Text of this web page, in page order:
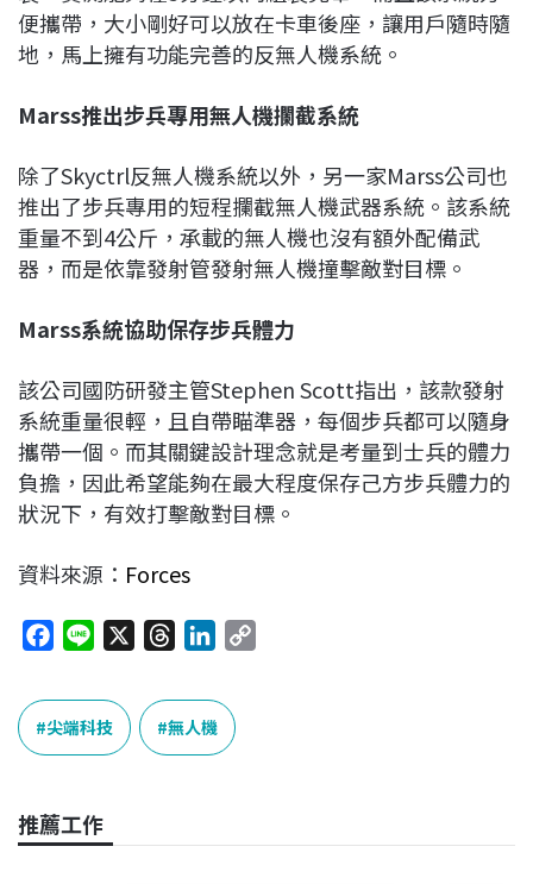
便攜帶，大小剛好可以放在卡車後座，讓用戶隨時隨
地，馬上擁有功能完善的反無人機系統。
Marss推出步兵專用無人機攔截系統
除了Skyctrl反無人機系統以外，另一家Marss公司也
推出了步兵專用的短程攔截無人機武器系統。該系統
重量不到4公斤，承載的無人機也沒有額外配備武
器，而是依靠發射管發射無人機撞擊敵對目標。
Marss系統協助保存步兵體力
該公司國防研發主管Stephen Scott指出，該款發射
系統重量很輕，且自帶瞄準器，每個步兵都可以隨身
攜帶一個。而其關鍵設計理念就是考量到士兵的體力
負擔，因此希望能夠在最大程度保存己方步兵體力的
狀況下，有效打擊敵對目標。
資料來源： Forces
c
e
b
o
k
n
e
r
e
a
n
k
e
n
k
尖端科技 無人機
推薦工作